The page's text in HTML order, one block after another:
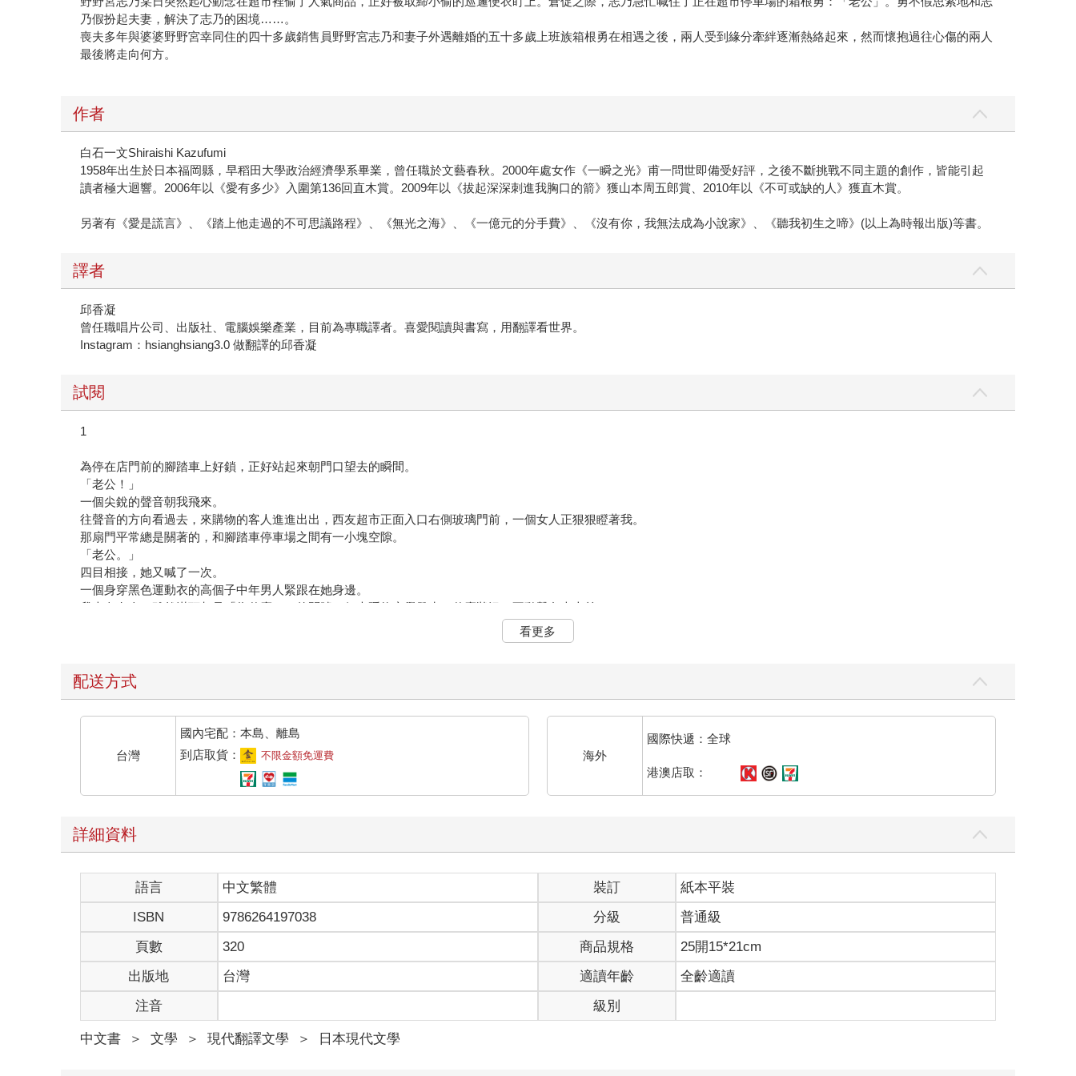
乃假扮起夫妻，解決了志乃的困境……。
喪夫多年與婆婆野野宮幸同住的四十多歲銷售員野野宮志乃和妻子外遇離婚的五十多歲上班族箱根勇在相遇之後，兩人受到緣分牽絆逐漸熱絡起來，然而懷抱過往心傷的兩人
最後將走向何方。
作者
白石一文Shiraishi Kazufumi
1958年出生於日本福岡縣，早稻田大學政治經濟學系畢業，曾任職於文藝春秋。2000年處女作《一瞬之光》甫一問世即備受好評，之後不斷挑戰不同主題的創作，皆能引起
讀者極大迴響。2006年以《愛有多少》入圍第136回直木賞。2009年以《拔起深深刺進我胸口的箭》獲山本周五郎賞、2010年以《不可或缺的人》獲直木賞。
另著有《愛是謊言》、《踏上他走過的不可思議路程》、《無光之海》、《一億元的分手費》、《沒有你，我無法成為小說家》、《聽我初生之啼》(以上為時報出版)等書。
譯者
邱香凝
曾任職唱片公司、出版社、電腦娛樂產業，目前為專職譯者。喜愛閱讀與書寫，用翻譯看世界。
Instagram：hsianghsiang3.0 做翻譯的邱香凝
試閱
1
為停在店門前的腳踏車上好鎖，正好站起來朝門口望去的瞬間。
「老公！」
一個尖銳的聲音朝我飛來。
往聲音的方向看過去，來購物的客人進進出出，西友超市正面入口右側玻璃門前，一個女人正狠狠瞪著我。
那扇門平常總是關著的，和腳踏車停車場之間有一小塊空隙。
「老公。」
四目相接，她又喊了一次。
一個身穿黑色運動衣的高個子中年男人緊跟在她身邊。
我走向女人。雖然滿頭都是「為什麼？」的問號，但也隱約察覺發生了什麼狀況，不動聲色走上前。
接著，她用得意的表情對身旁那個高個子男人說。
「請問，說我太太偷竊是怎麼回事？」
「不是這位先生的錯。」
女人朝我斬釘截鐵地說。
「都是一出門就找不到人的你不好。」
這時，女人從長大衣口袋裡拿出裝有番茄醬的包裝袋。
「我先拿去結帳。」
她這麼說。
演技大方又自然，我不由得佩服起來。
「我才抱歉，不知道是這麼回事……只是，無論有任何理由，只要把店內商品攜帶至店外，我們就必須像這樣上前制止才行。」
雖然聽得出幾絲不甘願，男人仍表現出歉疚的態度。
幾乎可肯定是偷竊的客人說著「因為看到三天沒回家的丈夫，才會拿著商品衝出店外」這種牽強的藉口，正傻眼地想「怎麼可能」時，丈夫居然真的出現了，他一定很驚訝
吧。
??這兩個人會不會是同夥？
或許瞬間也曾這麼懷疑，但她偷的只不過是一瓶番茄醬。難以想像有人會為了一瓶番茄醬合夥行竊，他這次也只能放棄取締，無奈撤退了吧。一定是這樣沒錯。
「不、雖說一時匆忙，但也不該這樣，都是我不好。」
女人比剛才的我頭垂得更低，深深一鞠躬後，挺直背脊說：
「老公，你也跟我一起去付錢。」
看更多
配送方式
台灣
國內宅配：本島、離島
到店取貨：
不限金額免運費 海外
國際快遞：全球
港澳店取：
詳細資料
語言 中文繁體 裝訂
紙本平裝
ISBN
9786264197038 分級
普通級
頁數
320 商品規格
25開15*21cm
出版地
台灣 適讀年齡
全齡適讀
注音
級別
中文書 ＞ 文學 ＞ 現代翻譯文學 ＞ 日本現代文學